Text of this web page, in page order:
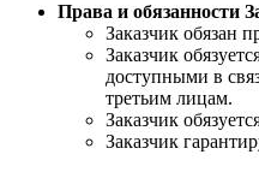
Права и обязанности
Заказчик обязан
Заказчик
доступными в
третьим лицам.
Заказчик
Заказчик